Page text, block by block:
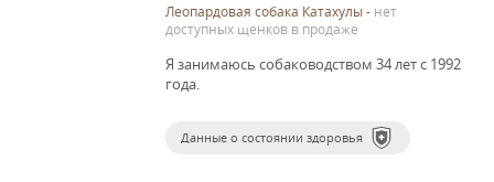
Леопардовая собака Катахулы- нет
доступных щенков в продаже
Я занимаюсь собаководством 34 лет с 1992
года.
Данные о состоянии здоровья